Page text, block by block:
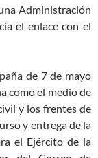
Administración
el enlace con el
de 7 de mayo
como el medio de
y los frentes de
y entrega de la
el Ejército de la